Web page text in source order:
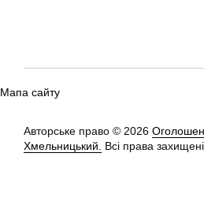
Мапа сайту
Авторське право © 2026
Хмельницький.
Всі права захищені.